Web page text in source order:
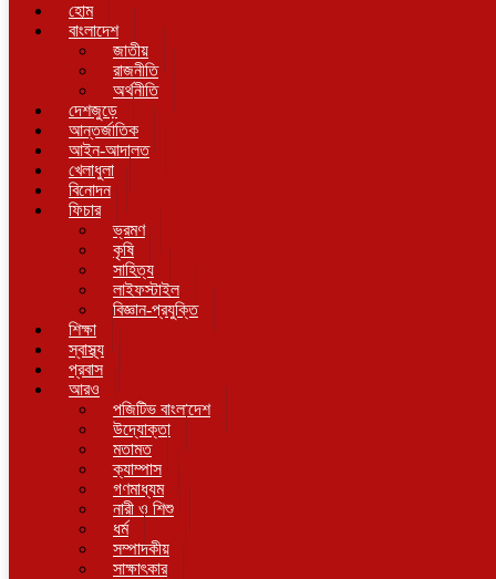
হোম
বাংলাদেশ
জাতীয়
রাজনীতি
অর্থনীতি
দেশজুড়ে
আন্তর্জাতিক
আইন-আদালত
খেলাধুলা
বিনোদন
ফিচার
ভ্রমণ
কৃষি
সাহিত্য
লাইফস্টাইল
বিজ্ঞান-প্রযুক্তি
শিক্ষা
স্বাস্থ্য
প্রবাস
আরও
পজিটিভ বাংলাদেশ
উদ্যোক্তা
মতামত
ক্যাম্পাস
গণমাধ্যম
নারী ও শিশু
ধর্ম
সম্পাদকীয়
সাক্ষাৎকার